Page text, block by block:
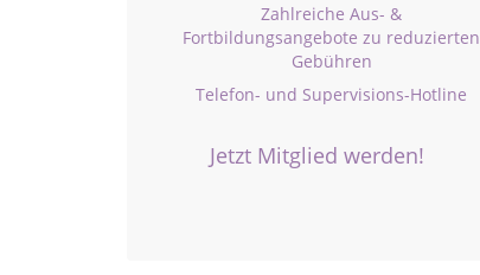
Zahlreiche Aus- &
Fortbildungsangebote zu reduzierten
Gebühren
Telefon- und Supervisions-Hotline
Jetzt Mitglied werden!